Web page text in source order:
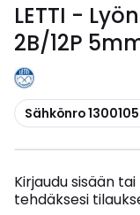
LETTI -
2B/12P
Kopioi
Sähkönro 1300105
Kirjaudu sisään
tehdäksesi